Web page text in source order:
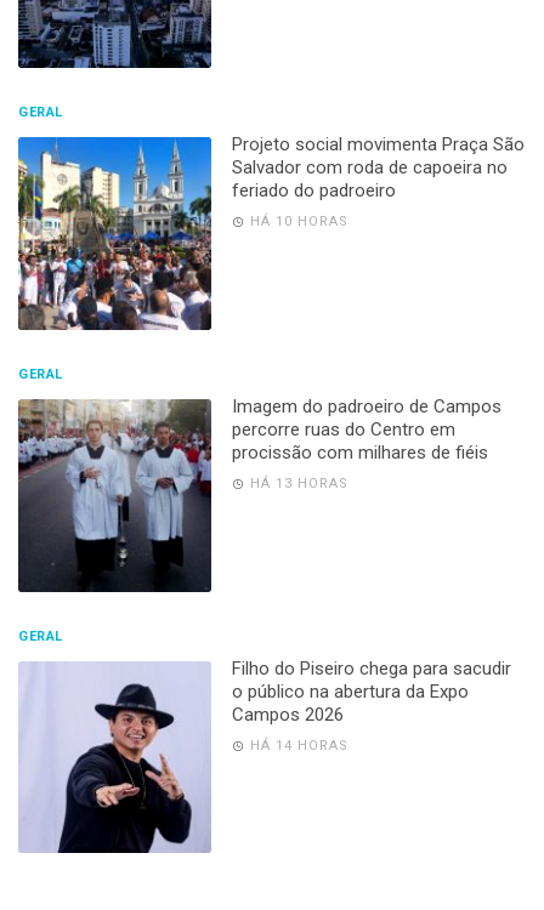
GERAL
Projeto social movimenta Praça São
Salvador com roda de capoeira no
feriado do padroeiro
HÁ 10 HORAS
GERAL
Imagem do padroeiro de Campos
percorre ruas do Centro em
procissão com milhares de fiéis
HÁ 13 HORAS
GERAL
Filho do Piseiro chega para sacudir
o público na abertura da Expo
Campos 2026
HÁ 14 HORAS